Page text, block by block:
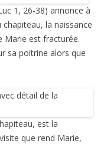
1, 26-38) annonce à
chapiteau, la naissance
Marie est fracturée.
sa poitrine alors que
est la
que rend Marie,